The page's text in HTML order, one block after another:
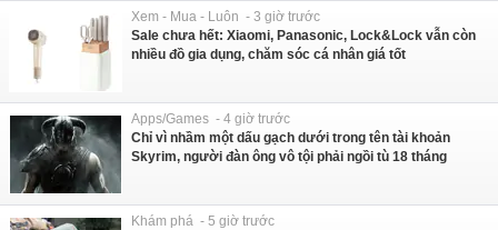
Xem - Mua - Luôn - 3 giờ trước
Sale chưa hết: Xiaomi, Panasonic, Lock&Lock vẫn còn
nhiều đồ gia dụng, chăm sóc cá nhân giá tốt
Apps/Games - 4 giờ trước
Chỉ vì nhầm một dấu gạch dưới trong tên tài khoản
Skyrim, người đàn ông vô tội phải ngồi tù 18 tháng
Khám phá - 5 giờ trước